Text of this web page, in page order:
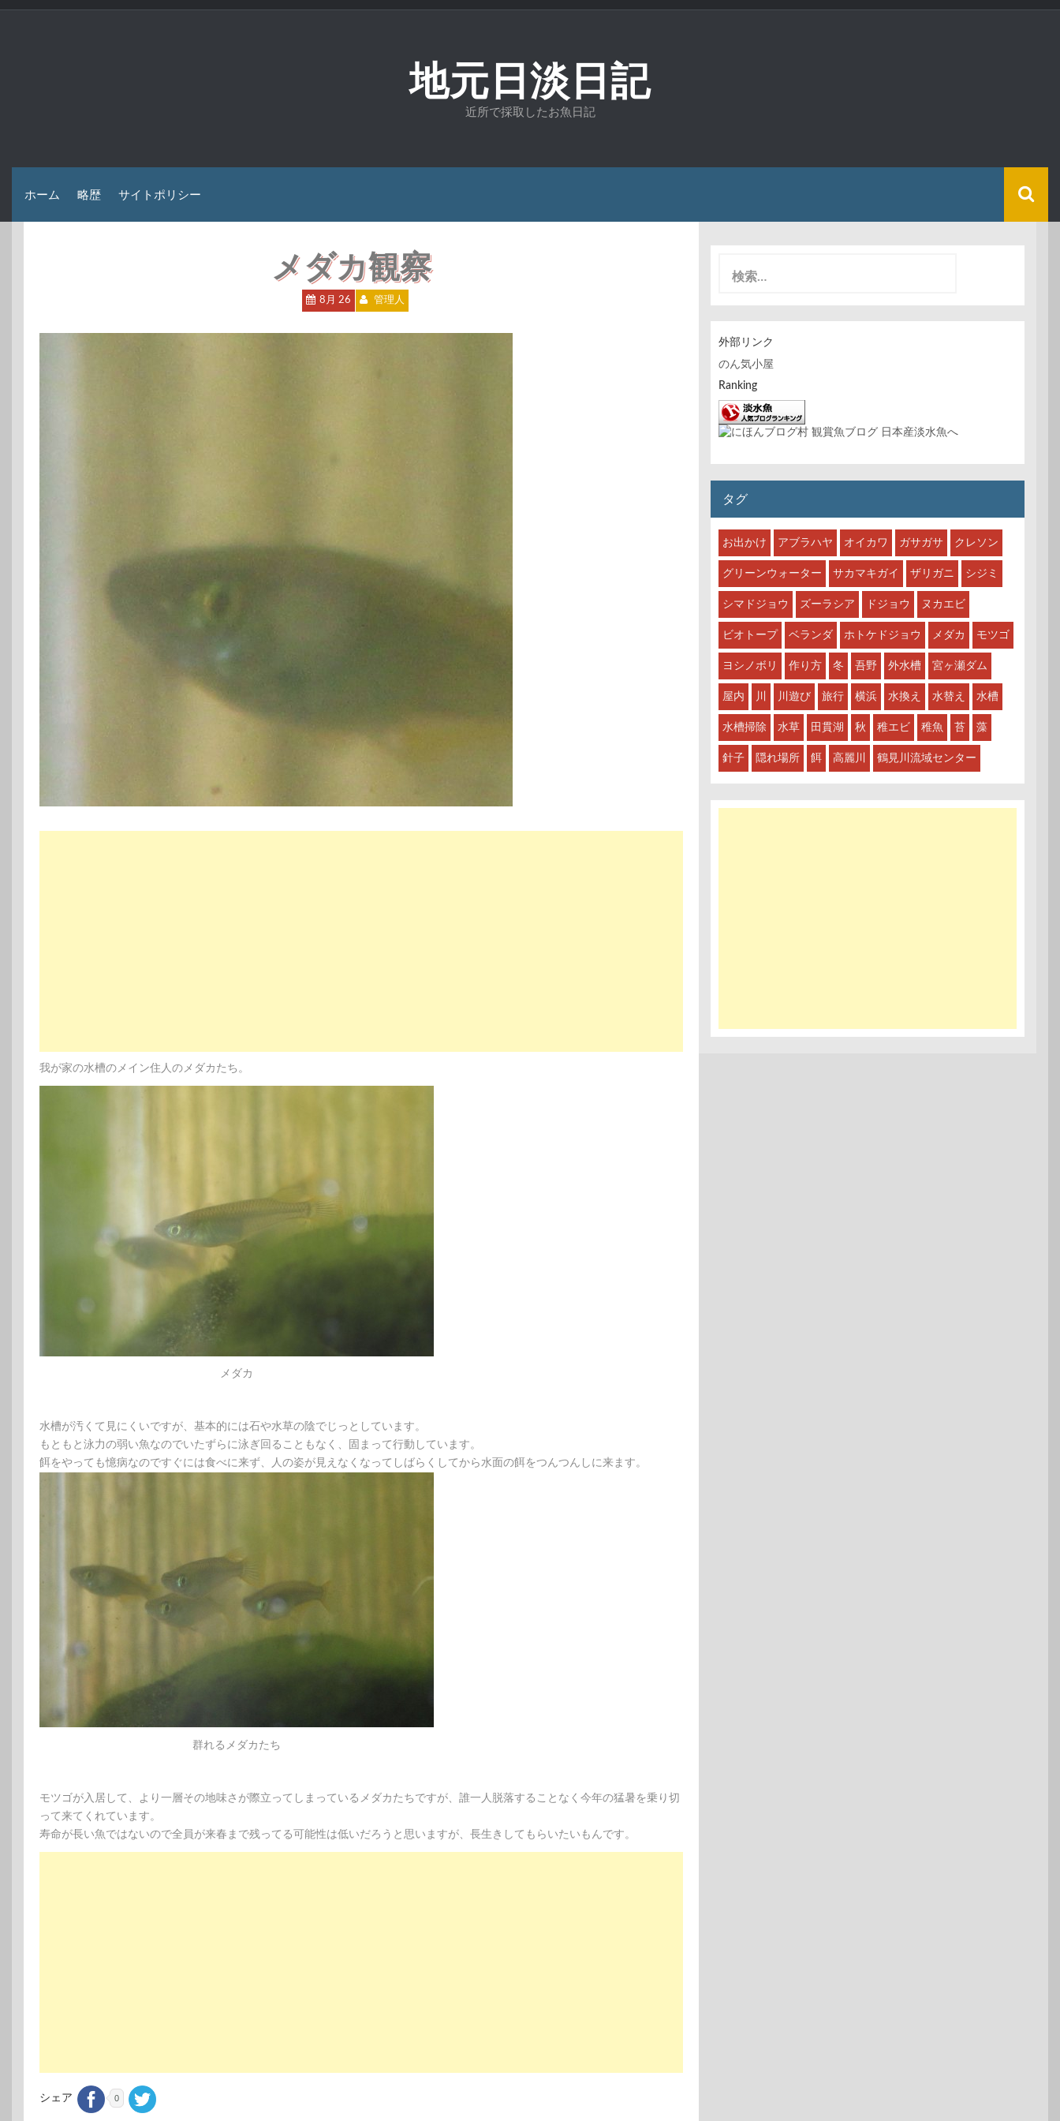
コ
地元日淡日記
近所で採取したお魚日記
ホーム 略歴 サイトポリシー
メダカ観察
8月 26 管理人
我が家の水槽のメイン住人のメダカたち。
メダカ
水槽が汚くて見にくいですが、基本的には石や水草の陰でじっとしています。
もともと泳力の弱い魚なのでいたずらに泳ぎ回ることもなく、固まって行動しています。
餌をやっても憶病なのですぐには食べに来ず、人の姿が見えなくなってしばらくしてから水面の餌をつんつんしに来ます。
群れるメダカたち
モツゴが入居して、より一層その地味さが際立ってしまっているメダカたちですが、誰一人脱落することなく今年の猛暑を乗り切
って来てくれています。
寿命が長い魚ではないので全員が来春まで残ってる可能性は低いだろうと思いますが、長生きしてもらいたいもんです。
シェア 0
外部リンク
のん気小屋
Ranking
タグ
お出かけ アブラハヤ オイカワ ガサガサ クレソン
グリーンウォーター サカマキガイ ザリガニ シジミ
シマドジョウ ズーラシア ドジョウ ヌカエビ
ビオトープ ベランダ ホトケドジョウ メダカ モツゴ
ヨシノボリ 作り方 冬 吾野 外水槽 宮ヶ瀬ダム
屋内 川 川遊び 旅行 横浜 水換え 水替え 水槽
水槽掃除 水草 田貫湖 秋 稚エビ 稚魚 苔 藻
針子 隠れ場所 餌 高麗川 鶴見川流域センター